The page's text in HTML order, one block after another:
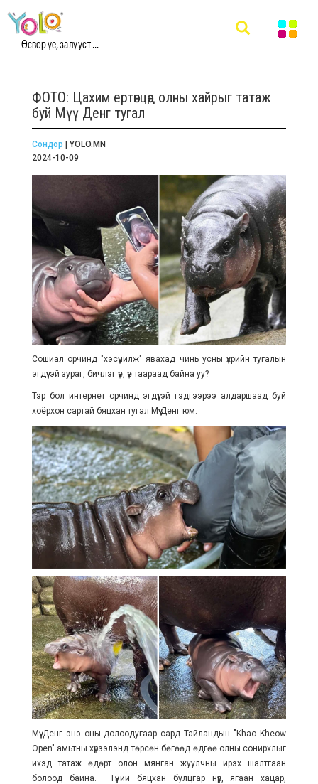
Өсвөр үе, залууст ...
ФОТО: Цахим ертөнцөд олны хайрыг татаж
буй Мүү Денг тугал
Сондор | YOLO.MN
2024-10-09
Сошиал орчинд "хэсүүчилж" явахад чинь усны үхрийн тугалын
эгдүүтэй зураг, бичлэг үе, үе таараад байна уу?
Тэр бол интернет орчинд эгдүүтэй гэдгээрээ алдаршаад буй
хоёрхон сартай бяцхан тугал Мүү Денг юм.
Мүү Денг энэ оны долоодугаар сард Тайландын "Khao Kheow
Open" амьтны хүрээлэнд төрсөн бөгөөд өдгөө олны сонирхлыг
ихэд татаж өдөрт олон мянган жуулчны ирэх шалтгаан
болоод байна. Түүний бяцхан булцгар нүүр, ягаан хацар,